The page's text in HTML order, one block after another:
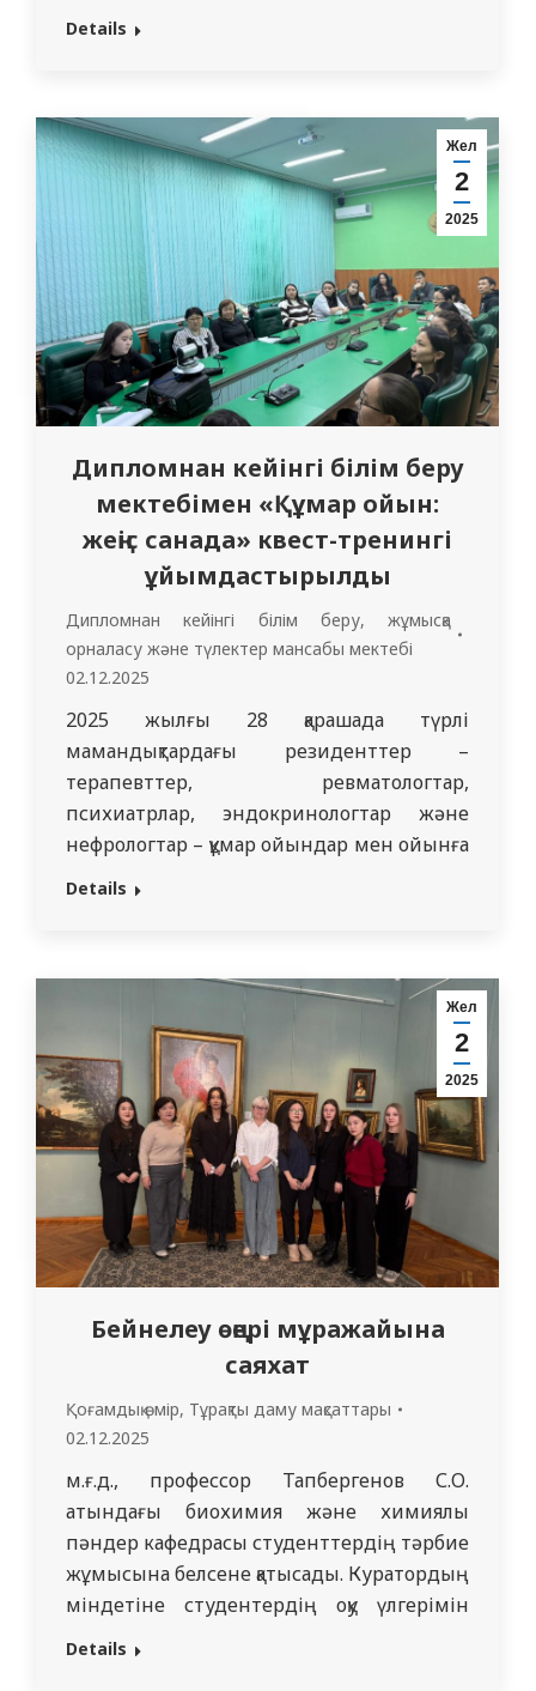
орны: 2025 жылғы 9 желтоқсан, басталуы
топтары, “Жалпы
медицина”факультетінің 5314 тобы,
қазіргі уақытта кафедраларда…
Details
Жел
2
2025
Дипломнан кейінгі білім беру
мектебімен «Құмар ойын:
жеңіс санада» квест-тренингі
ұйымдастырылды
Дипломнан кейінгі білім беру, жұмысқа
орналасу жəне түлектер мансабы мектебі
02.12.2025
2025 жылғы 28 қарашада түрлі
мамандықтардағы резиденттер –
терапевттер, ревматологтар,
психиатрлар, эндокринологтар және
нефрологтар – құмар ойындар мен ойынға
тәуелділіктің мәселесіне арналған
Бейсегажина Замзагуль Рымжановна
және университет психологы Галима
Ерланқызы Нуриденмен бірлесіп
ұйымдастырылып, құмар ойындардың
механизмдері мен ойын тәуелділігінің
алдын алу туралы хабардарлықты…
Details
Жел
2
2025
Бейнелеу өңері мұражайына
саяхат
Қоғамдық өмір, Тұрақты даму мақсаттары
02.12.2025
м.ғ.д., профессор Тапбергенов С.О.
атындағы биохимия және химиялық
пәндер кафедрасы студенттердің тәрбие
жұмысына белсене қатысады. Куратордың
міндетіне студентердің оқу үлгерімін
бақылау ғана емес, сонымен бірге
Details